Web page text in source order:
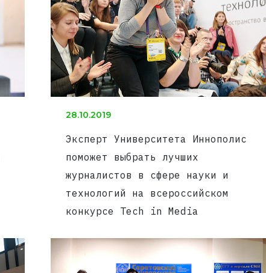
28.10.2019
Эксперт Университета Иннополис
поможет выбрать лучших
журналистов в сфере науки и
технологий на всероссийском
конкурсе Tech in Media